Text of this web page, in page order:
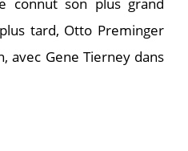
tard, Otto Preminger
avec Gene Tierney dans